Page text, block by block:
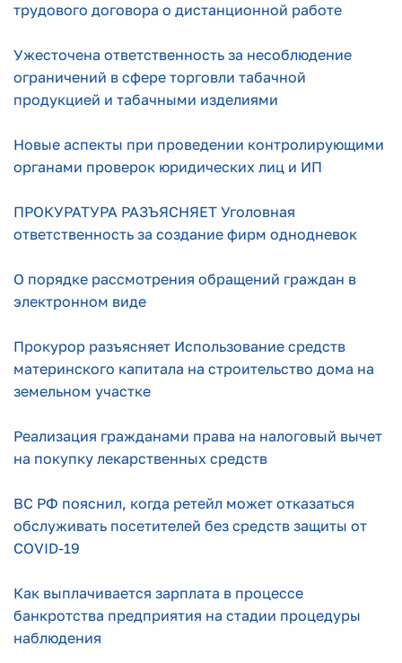
трудового договора о дистанционной работе
Ужесточена ответственность за несоблюдение
ограничений в сфере торговли табачной
продукцией и табачными изделиями
Новые аспекты при проведении контролирующими
органами проверок юридических лиц и ИП
ПРОКУРАТУРА РАЗЪЯСНЯЕТ Уголовная
ответственность за создание фирм однодневок
О порядке рассмотрения обращений граждан в
электронном виде
Прокурор разъясняет Использование средств
материнского капитала на строительство дома на
земельном участке
Реализация гражданами права на налоговый вычет
на покупку лекарственных средств
ВС РФ пояснил, когда ретейл может отказаться
обслуживать посетителей без средств защиты от
COVID-19
Как выплачивается зарплата в процессе
банкротства предприятия на стадии процедуры
наблюдения